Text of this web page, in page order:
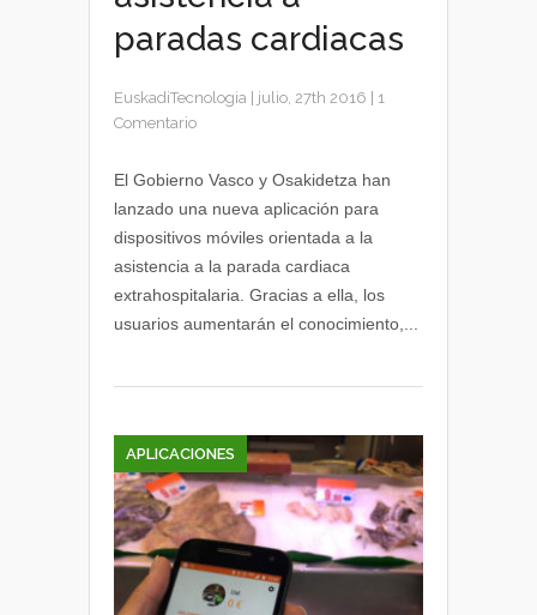
paradas cardiacas
EuskadiTecnologia julio, 27th 2016
1
Comentario
El Gobierno Vasco y Osakidetza han
lanzado una nueva aplicación para
dispositivos móviles orientada a la
asistencia a la parada cardiaca
extrahospitalaria. Gracias a ella, los
usuarios aumentarán el conocimiento,...
APLICACIONES